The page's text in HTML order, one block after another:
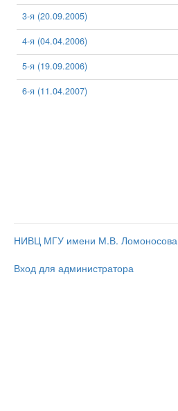
3-я (20.09.2005)
4-я (04.04.2006)
5-я (19.09.2006)
6-я (11.04.2007)
НИВЦ МГУ имени М.В. Ломоносова
Вход для администратора